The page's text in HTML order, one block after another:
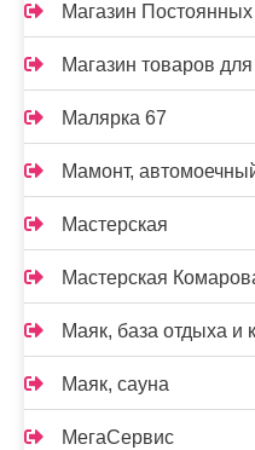
Магазин
Магазин товаров
Малярка 67
Мамонт,
Мастерская
Мастерская
Маяк, база отдыха и
Маяк, сауна
МегаСервис